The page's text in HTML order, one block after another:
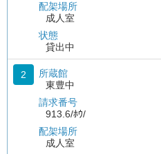
配架場所
成人室
状態
貸出中
2
所蔵館
東豊中
請求番号
913.6/ﾎｳ/
配架場所
成人室